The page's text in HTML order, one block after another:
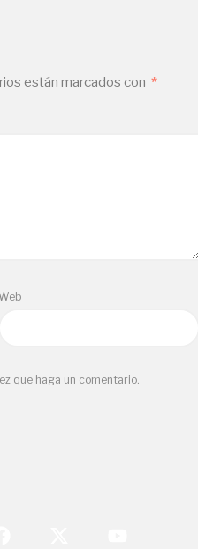
están marcados con *
que haga un comentario.